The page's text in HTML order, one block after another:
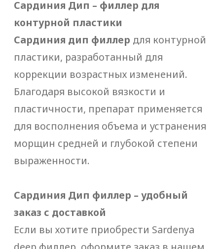
г. Санкт-Петербург,
доставляем по всей
России
+7 (929) 119-71-69
info@origomed.ru
+7 (929) 119-71-69